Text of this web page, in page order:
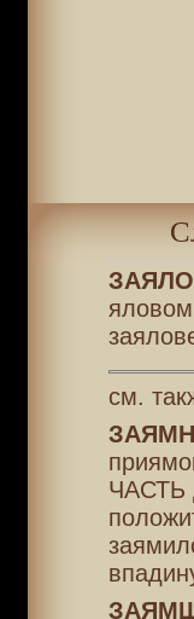
см.
ЧАСТЬ